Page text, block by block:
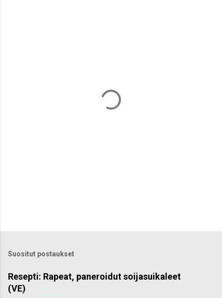
Suositut postaukset
Resepti: Rapeat, paneroidut soijasuikaleet
(VE)